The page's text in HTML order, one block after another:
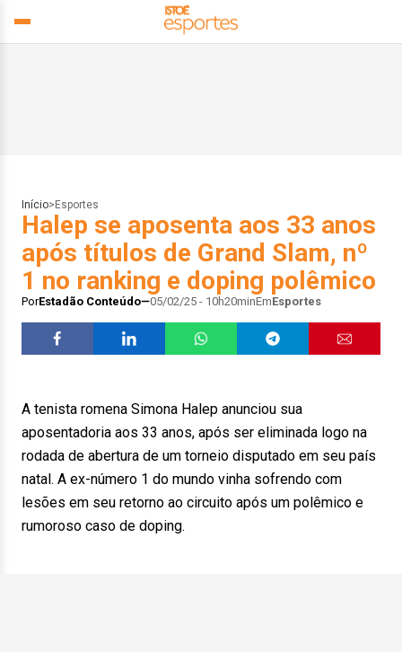
Início> Esportes
Halep se aposenta aos 33 anos
após títulos de Grand Slam, nº
1 no ranking e doping polêmico
PorEstadão Conteúdo 05/02/25 - 10h20minEmEsportes
A tenista romena Simona Halep anunciou sua
aposentadoria aos 33 anos, após ser eliminada logo na
rodada de abertura de um torneio disputado em seu país
natal. A ex-número 1 do mundo vinha sofrendo com
lesões em seu retorno ao circuito após um polêmico e
rumoroso caso de doping.